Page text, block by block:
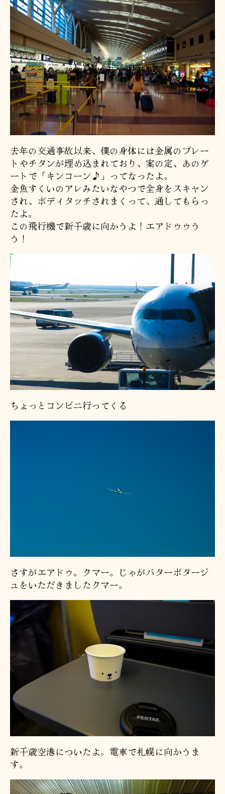
去年の交通事故以来、僕の身体には金属のプレー
トやチタンが埋め込まれており、案の定、あのゲ
ートで「キンコーン♪」ってなったよ。
金魚すくいのアレみたいなやつで全身をスキャン
され、ボディタッチされまくって、通してもらっ
たよ。
この飛行機で新千歳に向かうよ！エアドゥゥう
う！
ちょっとコンビニ行ってくる
さすがエアドゥ。クマー。じゃがバターポタージ
ュをいただきましたクマー。
新千歳空港についたよ。電車で札幌に向かうま
す。